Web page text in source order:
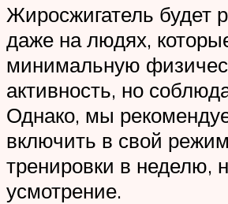
Жиросжигатель будет
даже на людях,
минимальную
активность, но
Однако, мы
включить в свой
тренировки в неделю,
усмотрение.